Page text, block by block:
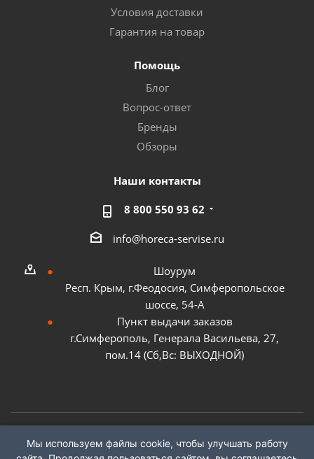
Условия доставки
Гарантия на товар
Помощь
Блог
Вопрос-ответ
Бренды
Обзоры
Наши контакты
8 800 550 93 62
info@horeca-servise.ru
Шоурум
Респ. Крым, г.Феодосия, Симферопольское
шоссе, 54-А
Пункт выдачи заказов
г.Симферополь, Генерала Васильева, 27,
пом.14 (Сб,Вс: ВЫХОДНОЙ)
2026 ©ГК "ХоРеКа Сервис"
Мы используем файлы cookie, чтобы улучшать работу